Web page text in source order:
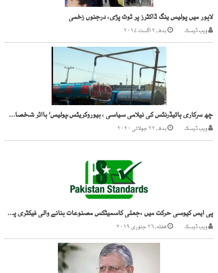
لاہور میں پولیس ینگ ڈاکٹرز پر ٹوٹ پڑی، درجنوں زخمی
ویب ڈیسک بدھ, ۲ اگست ۲۰۱۷
چھ سرکاری ہائیڈرنٹس کی نیلامی سیاسی ، بیوروکریٹس،پولیس‘ بااثر شخصات پانی کے کاروبار میں شامل
ویب ڈیسک بدھ, ۲۲ جولائی ۲۰۲۰
پی ایس کیوسی حرکت میں ،جعلی کاسمیٹکس مصنوعات بنانے والی فیکٹری پر چھاپہ
ویب ڈیسک هفته, ۲۶ جنوری ۲۰۱۹